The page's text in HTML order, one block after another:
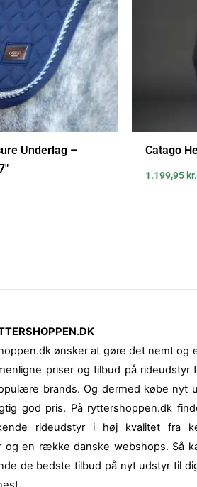
Underlag –
Catago
1.199,95 kr.
ønsker at gøre det nemt og
priser og tilbud på rideudstyr
brands. Og dermed købe nyt
god pris. På ryttershoppen.dk
rideudstyr i høj kvalitet fra
og en række danske webshops. Så
de bedste tilbud på nyt udstyr til